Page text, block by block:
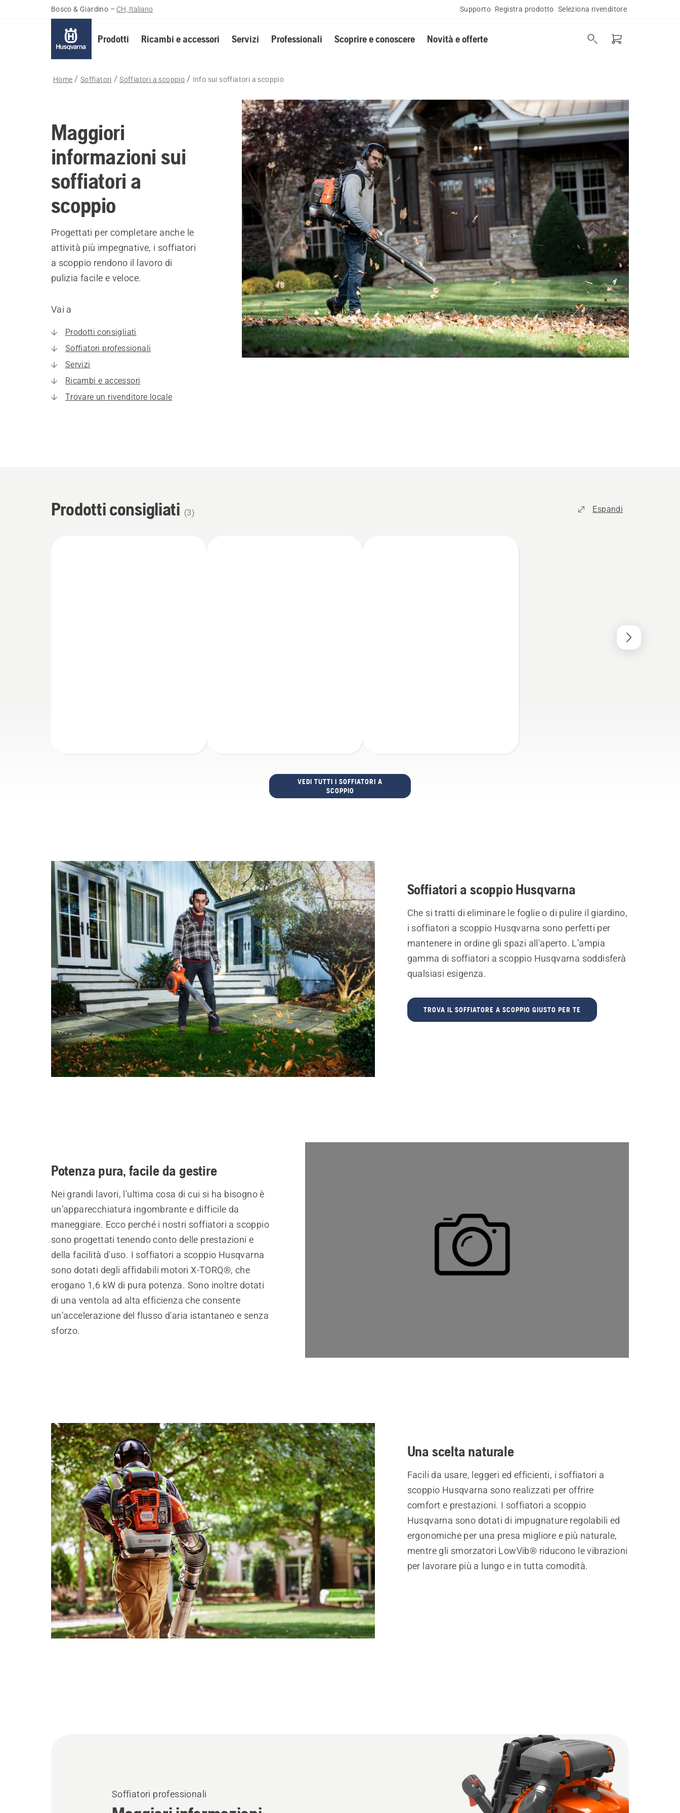
Bosco & Giardino – CH, Italiano Supporto Registra prodotto Seleziona rivenditore
Prodotti Ricambi e accessori Servizi Professionali Scoprire e conoscere Novità e offerte
Home Soffiatori Soffiatori a scoppio Info sui soffiatori a scoppio
Maggiori
informazioni sui
soffiatori a
scoppio
Progettati per completare anche le
attività più impegnative, i soffiatori
a scoppio rendono il lavoro di
pulizia facile e veloce.
Vai a
Prodotti consigliati
Soffiatori professionali
Servizi
Ricambi e accessori
Trovare un rivenditore locale
Prodotti consigliati (3) Espandi
VEDI TUTTI I SOFFIATORI A
SCOPPIO
Soffiatori a scoppio Husqvarna
Che si tratti di eliminare le foglie o di pulire il giardino,
i soffiatori a scoppio Husqvarna sono perfetti per
mantenere in ordine gli spazi all'aperto. L’ampia
gamma di soffiatori a scoppio Husqvarna soddisferà
qualsiasi esigenza.
TROVA IL SOFFIATORE A SCOPPIO GIUSTO PER TE
Potenza pura, facile da gestire
Nei grandi lavori, l'ultima cosa di cui si ha bisogno è
un’apparecchiatura ingombrante e difficile da
maneggiare. Ecco perché i nostri soffiatori a scoppio
sono progettati tenendo conto delle prestazioni e
della facilità d'uso. I soffiatori a scoppio Husqvarna
sono dotati degli affidabili motori X-TORQ®, che
erogano 1,6 kW di pura potenza. Sono inoltre dotati
di una ventola ad alta efficienza che consente
un’accelerazione del flusso d'aria istantaneo e senza
sforzo.
Una scelta naturale
Facili da usare, leggeri ed efficienti, i soffiatori a
scoppio Husqvarna sono realizzati per offrire
comfort e prestazioni. I soffiatori a scoppio
Husqvarna sono dotati di impugnature regolabili ed
ergonomiche per una presa migliore e più naturale,
mentre gli smorzatori LowVib® riducono le vibrazioni
per lavorare più a lungo e in tutta comodità.
Soffiatori professionali